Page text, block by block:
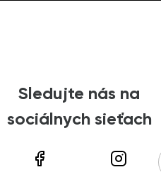
Sledujte nás na
sociálnych sieťach